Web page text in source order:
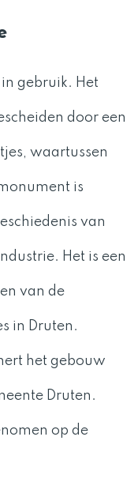
gebruik. Het
door een
waartussen
is
van
Het is een
van de
in Druten.
het gebouw
Druten.
op de